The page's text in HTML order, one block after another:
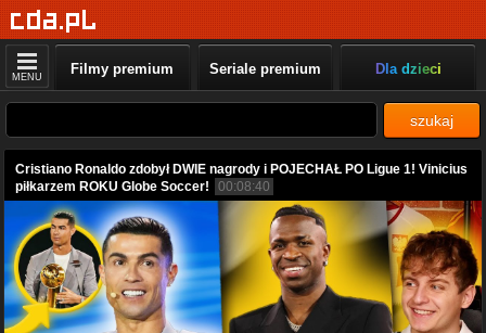
MENU Filmy premium Seriale premium Dla dzieci
szukaj
Cristiano Ronaldo zdobył DWIE nagrody i POJECHAŁ PO Ligue 1! Vinicius
piłkarzem ROKU Globe Soccer!
00:08:40